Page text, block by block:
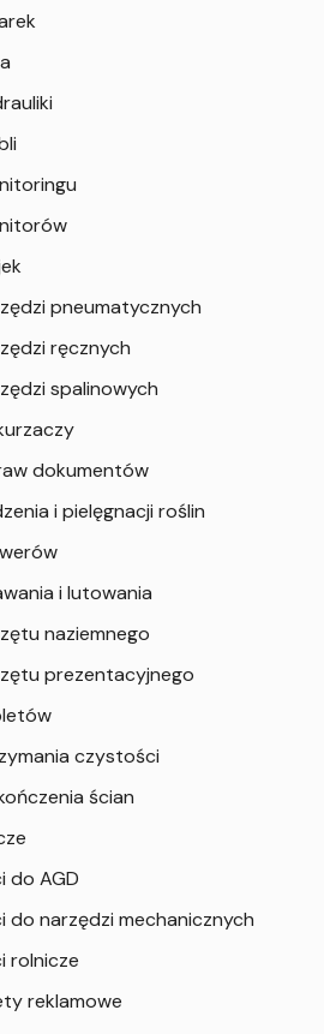
pneumatycznych
ręcznych
spalinowych
dokumentów
i pielęgnacji roślin
i lutowania
naziemnego
prezentacyjnego
czystości
ścian
do AGD
do narzędzi mechanicznych
rolnicze
reklamowe